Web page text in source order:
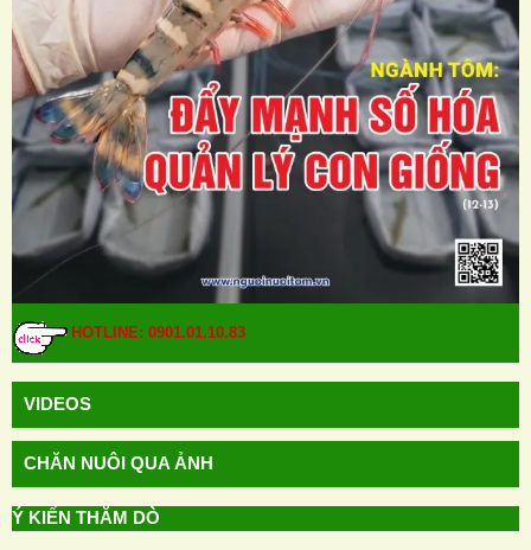
HOTLINE: 0901.01.10.83
VIDEOS
CHĂN NUÔI QUA ẢNH
Ý KIẾN THĂM DÒ